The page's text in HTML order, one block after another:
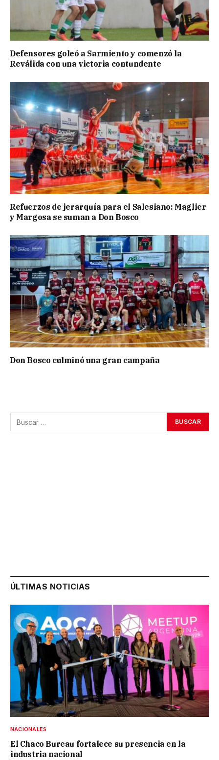
Defensores goleó a Sarmiento y comenzó la
Reválida con una victoria contundente
Refuerzos de jerarquía para el Salesiano: Maglier
y Margosa se suman a Don Bosco
Don Bosco culminó una gran campaña
ÚLTIMAS NOTICIAS
NACIONALES
El Chaco Bureau fortalece su presencia en la
industria nacional